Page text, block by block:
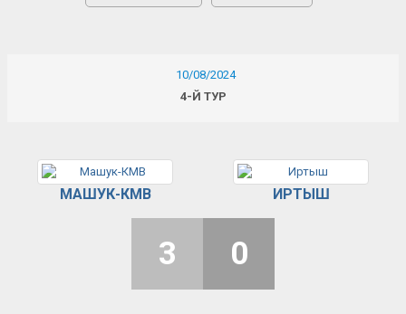
10/08/2024
4-Й ТУР
МАШУК-КМВ ИРТЫШ
3 0